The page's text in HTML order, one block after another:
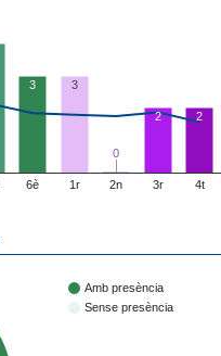
6è 1r 2n 3r 4t
3 3
0
0
2 2
Amb presència
Sense presència